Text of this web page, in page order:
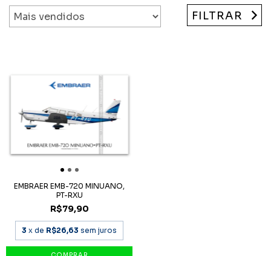
FILTRAR
EMBRAER EMB-720 MINUANO,
PT-RXU
R$79,90
3 x de R$26,63 sem juros